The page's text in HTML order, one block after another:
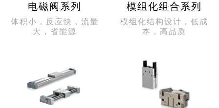
电磁阀系列
体积小，反应快，流量
大，省能源
模组化组合系列
模组化结构设计，低成
本，高品质